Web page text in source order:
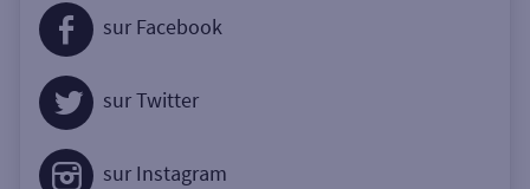
sur Facebook
sur Twitter
sur Instagram